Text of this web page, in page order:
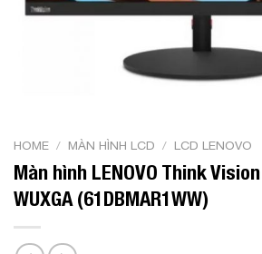
HOME / MÀN HÌNH LCD / LCD LENOVO
Màn hình LENOVO Think
WUXGA (61DBMAR1WW)